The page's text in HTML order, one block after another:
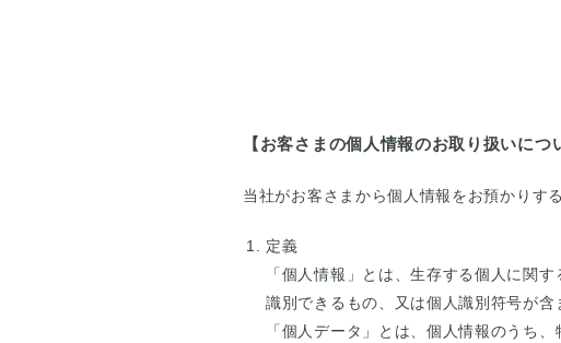
【お客さまの個人情報のお取り扱いにつ
当社がお客さまから個人情報をお預かりす
定義
「個人情報」とは、生存する個人に関
識別できるもの、又は個人識別符号が含
「個人データ」とは、個人情報のうち